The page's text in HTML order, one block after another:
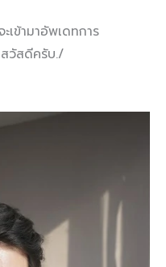
เข้ามาอัพเดทการ
วัสดีครับ./